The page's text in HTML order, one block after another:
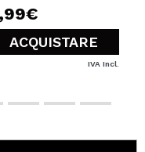
ACQUISTARE
IVA Incl.